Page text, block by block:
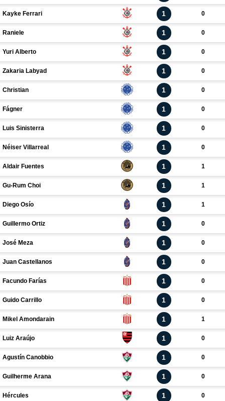
Kayke Ferrari 1 0
Raniele 1 0
Yuri Alberto 1 0
Zakaria Labyad 1 0
Christian 1 0
Fágner 1 0
Luis Sinisterra 1 0
Néiser Villarreal 1 0
Aldair Fuentes 1 1
Gu-Rum Choi 1 1
Diego Osío 1 1
Guillermo Ortiz 1 0
José Meza 1 0
Juan Castellanos 1 0
Facundo Farías 1 0
Guido Carrillo 1 0
Mikel Amondarain 1 1
Luiz Araújo 1 0
Agustín Canobbio 1 0
Guilherme Arana 1 0
Hércules 1 0